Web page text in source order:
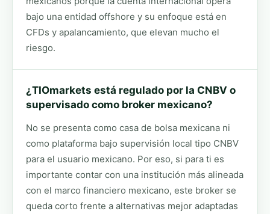
bajo una entidad offshore y su enfoque está en
CFDs y apalancamiento, que elevan mucho el
riesgo.
¿TIOmarkets está regulado por la CNBV o
supervisado como broker mexicano?
No se presenta como casa de bolsa mexicana ni
como plataforma bajo supervisión local tipo CNBV
para el usuario mexicano. Por eso, si para ti es
importante contar con una institución más alineada
con el marco financiero mexicano, este broker se
queda corto frente a alternativas mejor adaptadas